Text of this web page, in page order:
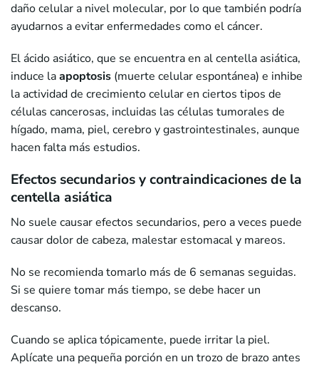
daño celular a nivel molecular, por lo que también podría
ayudarnos a evitar enfermedades como el cáncer.
El ácido asiático, que se encuentra en al centella asiática,
induce laapoptosis (muerte celular espontánea) e inhibe
la actividad de crecimiento celular en ciertos tipos de
células cancerosas, incluidas las células tumorales de
hígado, mama, piel, cerebro y gastrointestinales, aunque
hacen falta más estudios.
Efectos secundarios y contraindicaciones de la
centella asiática
No suele causar efectos secundarios, pero a veces puede
causar dolor de cabeza, malestar estomacal y mareos.
No se recomienda tomarlo más de 6 semanas seguidas.
Si se quiere tomar más tiempo, se debe hacer un
descanso.
Cuando se aplica tópicamente, puede irritar la piel.
Aplícate una pequeña porción en un trozo de brazo antes